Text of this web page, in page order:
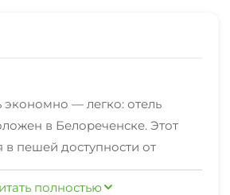
экономно — легко: отель
в Белореченске. Этот
в пешей доступности от
с отелем — Городской
музей
полностью